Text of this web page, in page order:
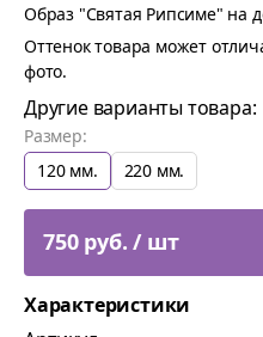
Образ "Святая Рипсиме" на
Оттенок товара может
фото.
Другие варианты товара:
Размер:
120 мм.
220 мм.
750 руб. / шт
Характеристики